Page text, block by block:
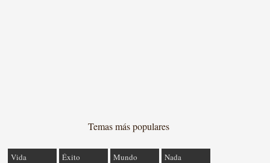
Temas más populares
Vida Éxito Mundo
Nada